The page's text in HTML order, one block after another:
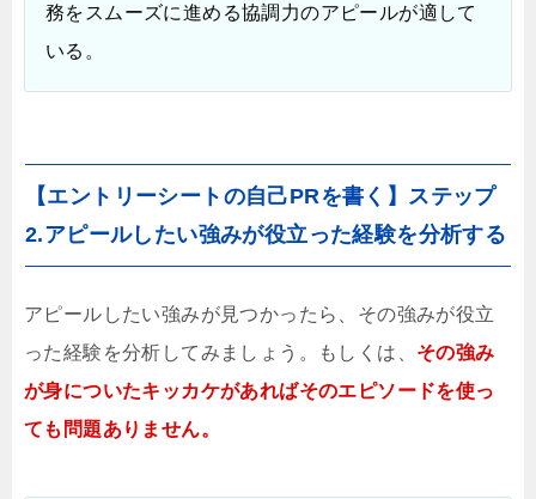
務をスムーズに進める協調力のアピールが適して
いる。
【エントリーシートの自己PRを書く】ステップ
2.アピールしたい強みが役立った経験を分析する
アピールしたい強みが見つかったら、その強みが役立
った経験を分析してみましょう。もしくは、 その強み
が身についたキッカケがあればそのエピソードを使っ
ても問題ありません。